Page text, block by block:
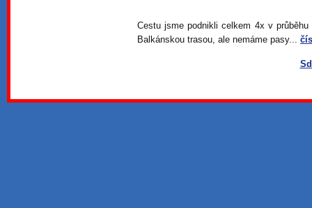
Cestu jsme podnikli celkem 4x v
Balkánskou trasou, ale nemáme pasy...